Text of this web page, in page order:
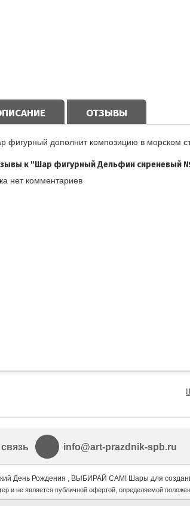
ОТЗЫВЫ
фигурный дополнит композицию в морском
к "Шар фигурный Дельфин сиреневый
нет комментариев
info@art-prazdnik-spb.ru
День Рождения , ВЫБИРАЙ САМ! Шары для
и не является публичной офертой, определяемой